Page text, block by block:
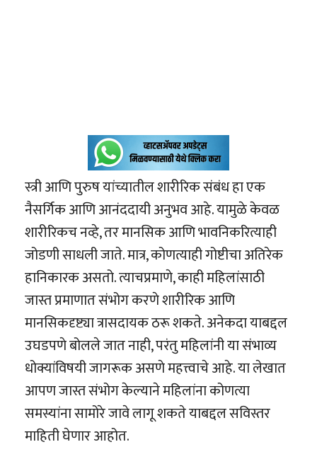
स्त्री आणि पुरुष यांच्यातील शारीरिक संबंध हा एक
नैसर्गिक आणि आनंददायी अनुभव आहे. यामुळे केवळ
शारीरिकच नव्हे, तर मानसिक आणि भावनिकरित्याही
जोडणी साधली जाते. मात्र, कोणत्याही गोष्टीचा अतिरेक
हानिकारक असतो. त्याचप्रमाणे, काही महिलांसाठी
जास्त प्रमाणात संभोग करणे शारीरिक आणि
मानसिकदृष्ट्या त्रासदायक ठरू शकते. अनेकदा याबद्दल
उघडपणे बोलले जात नाही, परंतु महिलांनी या संभाव्य
धोक्यांविषयी जागरूक असणे महत्त्वाचे आहे. या लेखात
आपण जास्त संभोग केल्याने महिलांना कोणत्या
समस्यांना सामोरे जावे लागू शकते याबद्दल सविस्तर
माहिती घेणार आहोत.